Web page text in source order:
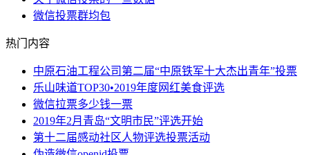
微信投票群均包
热门内容
中原石油工程公司第二届“中原铁军十大杰出青年”投票
乐山味道TOP30•2019年度网红美食评选
微信拉票多少钱一票
2019年2月青岛“文明市民”评选开始
第十二届感动社区人物评选投票活动